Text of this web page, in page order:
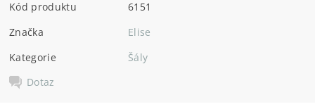
Kód produktu
6151
Značka
Elise
Kategorie
Šály
Dotaz